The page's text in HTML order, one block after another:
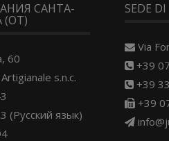
САНТА-
60
s.n.c.
(Русский язык)
SEDE
Via
+39
+39
+39